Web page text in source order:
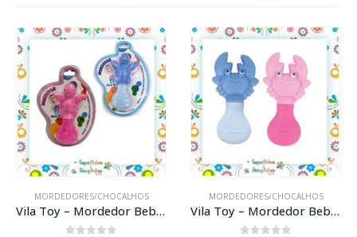
MORDEDORES/CHOCALHOS
Vila Toy – Mordedor Bebê Tartaruga
MORDEDORES/CHOCALHOS
Vila Toy – Mordedor Bebê Caranguejo